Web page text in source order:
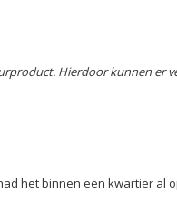
Hierdoor kunnen er
het binnen een kwartier al